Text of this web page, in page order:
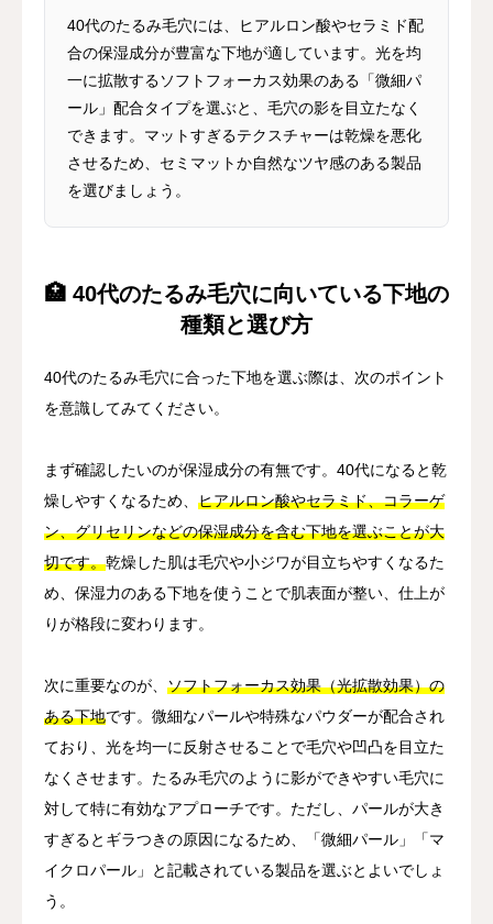
40代のたるみ毛穴には、ヒアルロン酸やセラミド配
合の保湿成分が豊富な下地が適しています。光を均
一に拡散するソフトフォーカス効果のある「微細パ
ール」配合タイプを選ぶと、毛穴の影を目立たなく
できます。マットすぎるテクスチャーは乾燥を悪化
させるため、セミマットか自然なツヤ感のある製品
を選びましょう。
🏥 40代のたるみ毛穴に向いている下地の
種類と選び方
40代のたるみ毛穴に合った下地を選ぶ際は、次のポイント
を意識してみてください。
まず確認したいのが保湿成分の有無です。40代になると乾
燥しやすくなるため、 ヒアルロン酸やセラミド、コラーゲ
ン、グリセリンなどの保湿成分を含む下地を選ぶことが大
切です。乾燥した肌は毛穴や小ジワが目立ちやすくなるた
め、保湿力のある下地を使うことで肌表面が整い、仕上が
りが格段に変わります。
次に重要なのが、 ソフトフォーカス効果（光拡散効果）の
ある下地です。微細なパールや特殊なパウダーが配合され
ており、光を均一に反射させることで毛穴や凹凸を目立た
なくさせます。たるみ毛穴のように影ができやすい毛穴に
対して特に有効なアプローチです。ただし、パールが大き
すぎるとギラつきの原因になるため、「微細パール」「マ
イクロパール」と記載されている製品を選ぶとよいでしょ
う。